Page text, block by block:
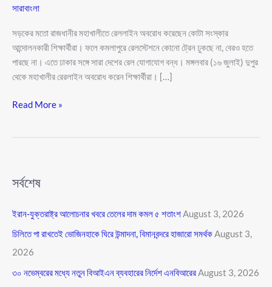
সারাবাংলা
সড়কের মতো রাজধানীর মহাখালীতে রেললাইন অবরোধ করেছেন কোটা সংস্কার
আন্দোলনকারী শিক্ষার্থীরা। ফলে কমলাপুরে রেলস্টেশনে কোনো ট্রেন ঢুকছে না, বেরও হতে
পারছে না। এতে ঢাকার সঙ্গে সারা দেশের রেল যোগাযোগ বন্ধ। মঙ্গলবার (১৬ জুলাই) দুপুর
থেকে মহাখালীর রেরলাইন অবরোধ করেন শিক্ষার্থীরা। […]
Read More »
সর্বশেষ
ইরান-যুক্তরাষ্ট্র আলোচনার খবরে তেলের দাম কমল ৫ শতাংশ August 3, 2026
চিলিতে পা রাখতেই ভোজিনহাকে ঘিরে উন্মাদনা, বিমানবন্দরে হাজারো সমর্থকAugust 3,
2026
৩০ নভেম্বরের মধ্যে নতুন বিআইএন ব্যবহারের নির্দেশ এনবিআরেরAugust 3, 2026